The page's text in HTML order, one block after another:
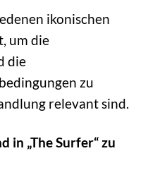
ikonischen
um die
die
zu
relevant sind.
in „The Surfer“ zu